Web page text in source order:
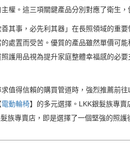
權。這三項關鍵產品分別對應了衛生
其事，必先利其器」在長照領域的重
處置而受苦。優質的產品雖然單價
用品視為提升家庭整體幸福感的必
值得信賴的購買管道時，強烈推薦前
電動輪椅】的多元選擇。LKK銀髮族專
族專賣店，即是選擇了一個堅強的照護